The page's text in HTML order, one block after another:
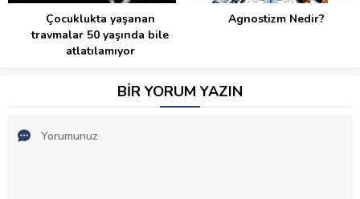
Çocuklukta yaşanan
travmalar 50 yaşında bile
atlatılamıyor
Agnostizm Nedir?
BİR YORUM YAZIN